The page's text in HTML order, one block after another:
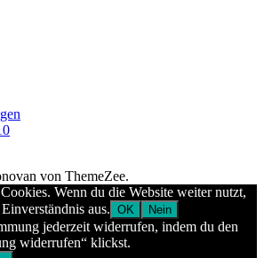
von ThemeZee.
Wenn du die Website weiter nutzt,
aus. OK Nein
jederzeit widerrufen, indem du den
widerrufen“ klickst.